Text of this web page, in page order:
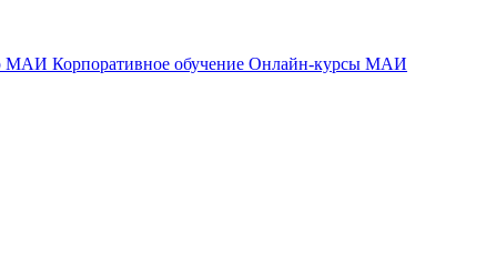
МАИ Корпоративное обучение Онлайн-курсы МАИ